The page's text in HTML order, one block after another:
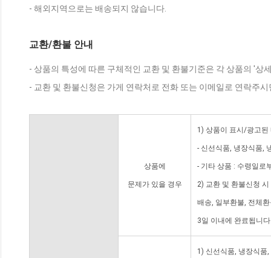
- 해외지역으로는 배송되지 않습니다.
교환/환불 안내
- 상품의 특성에 따른 구체적인 교환 및 환불기준은 각 상품의 '상
- 교환 및 환불신청은 가게 연락처로 전화 또는 이메일로 연락주
상품에
문제가 있을 경우
1) 상품이 표시/광고된
- 신선식품, 냉장식품,
- 기타 상품 : 수령일로
2) 교환 및 환불신청
배송, 일부환불, 전체
3일 이내에 완료됩니
1) 신선식품, 냉장식품